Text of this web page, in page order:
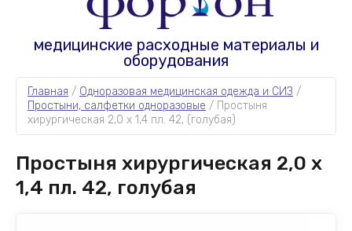
И ГИНЕКОЛОГИЯ
гинекологические
наборы
РАСХОДНЫЕ МАТЕРИАЛЫ
материалы для УЗИ и ЭКГ
материалы для стерилизации
МЕДИЦИНСКАЯ ОДЕЖДА И
медицинская одежда
салфетки одноразовые
медицинские расходные материалы и
оборудования
Главная / Одноразовая медицинская одежда и СИЗ
Простыни, салфетки одноразовые / Простыня
хирургическая 2,0 х 1,4 пл. 42, (голубая)
Простыня хирургическая 2,0 х
1,4 пл. 42, голубая